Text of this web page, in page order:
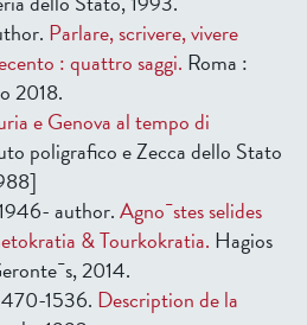
Parlare, scrivere, vivere
: quattro saggi. Roma :
2018.
e Genova al tempo di
poligrafico e Zecca dello Stato
author.Agno¯stes selides
& Tourkokratia. Hagios
2014.
1536. Description de la